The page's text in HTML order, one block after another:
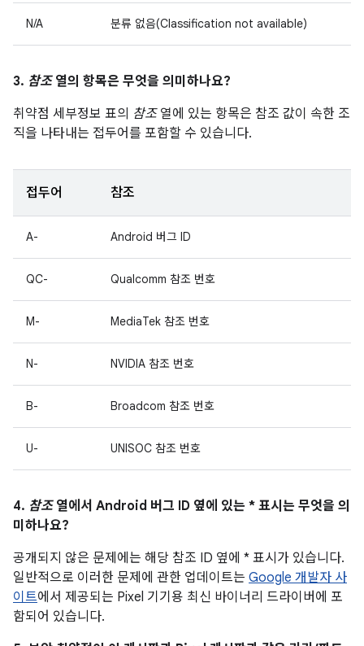
N/A 분류 없음(Classification not available)
3. 참조열의 항목은 무엇을 의미하나요?
취약점 세부정보 표의 참조열에 있는 항목은 참조 값이 속한 조
직을 나타내는 접두어를 포함할 수 있습니다.
접두어 참조
A- Android 버그 ID
QC- Qualcomm 참조 번호
M- MediaTek 참조 번호
N- NVIDIA 참조 번호
B- Broadcom 참조 번호
U- UNISOC 참조 번호
4. 참조열에서 Android 버그 ID 옆에 있는 * 표시는 무엇을 의
미하나요?
공개되지 않은 문제에는 해당 참조 ID 옆에 * 표시가 있습니다.
일반적으로 이러한 문제에 관한 업데이트는 Google 개발자 사
이트에서 제공되는 Pixel 기기용 최신 바이너리 드라이버에 포
함되어 있습니다.